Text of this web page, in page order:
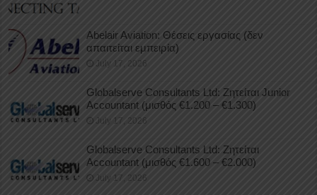
Abelair Aviation: Θέσεις εργασίας (δεν
απαιτείται εμπειρία)
July 17, 2026
Globalserve Consultants Ltd: Ζητείται Junior
Accountant (μισθός €1.200 – €1.300)
July 17, 2026
Globalserve Consultants Ltd: Ζητείται
Accountant (μισθός €1.600 – €2.000)
July 17, 2026